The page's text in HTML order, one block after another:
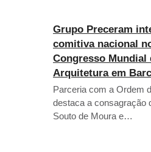
Grupo Preceram
comitiva nacional
Congresso Mundial
Arquitetura em
Parceria com a Ordem
destaca a consagração
Souto de Moura e…